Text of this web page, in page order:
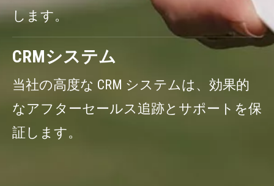
します。
CRMシステム
当社の高度な CRM システムは、効果的
なアフターセールス追跡とサポートを保
証します。